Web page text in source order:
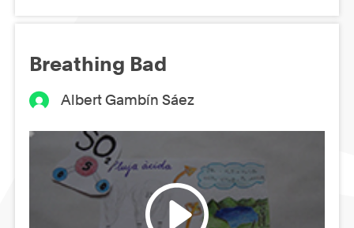
Breathing Bad
Albert Gambín Sáez